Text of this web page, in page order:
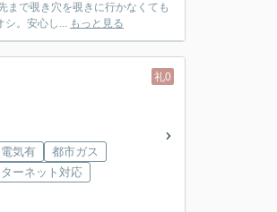
まで覗き穴を覗きに行かなくても
シ。安心し... もっと見る
礼0
電気有
都市ガス
ーネット対応